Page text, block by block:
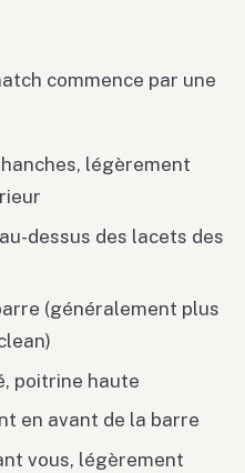
commence par une
légèrement
dessus des lacets des
(généralement plus
poitrine haute
en avant de la barre
vous, légèrement